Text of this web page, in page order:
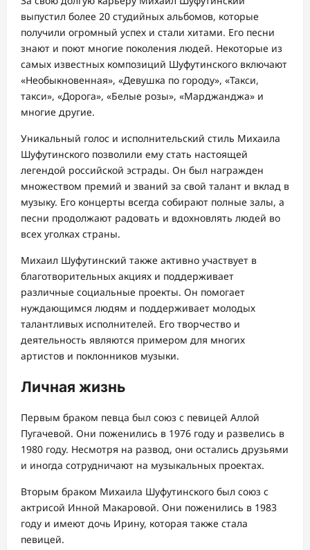
выпустил более 20 студийных альбомов, которые
получили огромный успех и стали хитами. Его песни
знают и поют многие поколения людей. Некоторые из
самых известных композиций Шуфутинского включают
«Необыкновенная», «Девушка по городу», «Такси,
такси», «Дорога», «Белые розы», «Марджанджа» и
многие другие.
Уникальный голос и исполнительский стиль Михаила
Шуфутинского позволили ему стать настоящей
легендой российской эстрады. Он был награжден
множеством премий и званий за свой талант и вклад в
музыку. Его концерты всегда собирают полные залы, а
песни продолжают радовать и вдохновлять людей во
всех уголках страны.
Михаил Шуфутинский также активно участвует в
благотворительных акциях и поддерживает
различные социальные проекты. Он помогает
нуждающимся людям и поддерживает молодых
талантливых исполнителей. Его творчество и
деятельность являются примером для многих
артистов и поклонников музыки.
Личная жизнь
Первым браком певца был союз с певицей Аллой
Пугачевой. Они поженились в 1976 году и развелись в
1980 году. Несмотря на развод, они остались друзьями
и иногда сотрудничают на музыкальных проектах.
Вторым браком Михаила Шуфутинского был союз с
актрисой Инной Макаровой. Они поженились в 1983
году и имеют дочь Ирину, которая также стала
певицей.